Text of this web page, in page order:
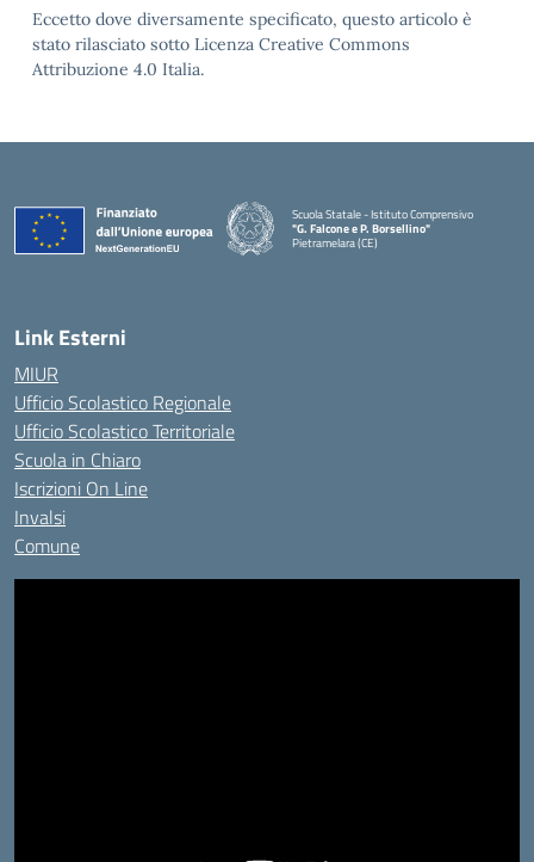
Eccetto dove diversamente specificato, questo articolo è
stato rilasciato sotto Licenza Creative Commons
Attribuzione 4.0 Italia.
Scuola Statale - Istituto Comprensivo
"G. Falcone e P. Borsellino"
Pietramelara (CE)
Link Esterni
MIUR
Ufficio Scolastico Regionale
Ufficio Scolastico Territoriale
Scuola in Chiaro
Iscrizioni On Line
Invalsi
Comune